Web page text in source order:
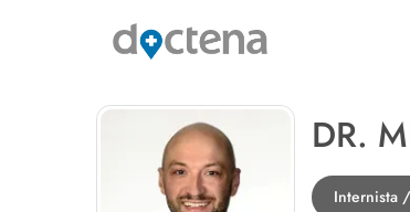
DR.
Internista